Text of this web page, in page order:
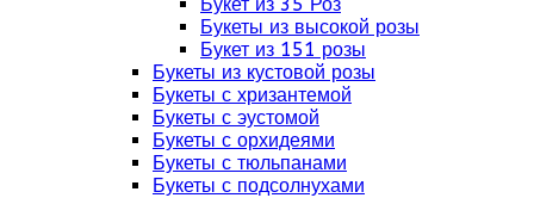
Букеты из высокой розы
Букет из 151 розы
Букеты из кустовой розы
Букеты с хризантемой
Букеты с эустомой
Букеты с орхидеями
Букеты с тюльпанами
Букеты с подсолнухами